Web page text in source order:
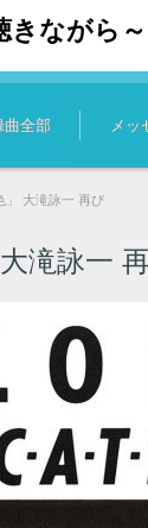
きながら
曲全部 メッ
」 大滝詠一 再び
滝詠一